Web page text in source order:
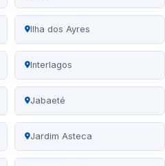
Ilha dos Ayres
Interlagos
Jabaeté
Jardim Asteca